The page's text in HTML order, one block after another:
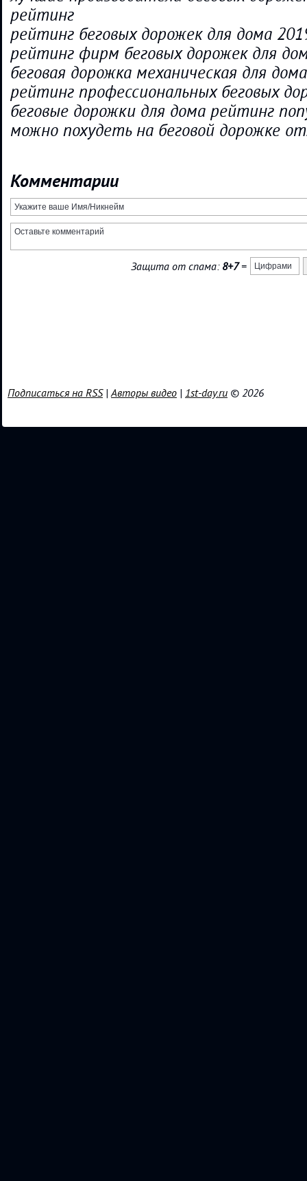
рейтинг
рейтинг беговых дорожек для дома
рейтинг фирм беговых дорожек для
беговая дорожка механическая для
рейтинг профессиональных беговых
беговые дорожки для дома рейтинг
можно похудеть на беговой дорожке
Комментарии
Защита от спама: 8+7=
Подписаться на RSS|Авторы видео | 1st-day.ru © 2026